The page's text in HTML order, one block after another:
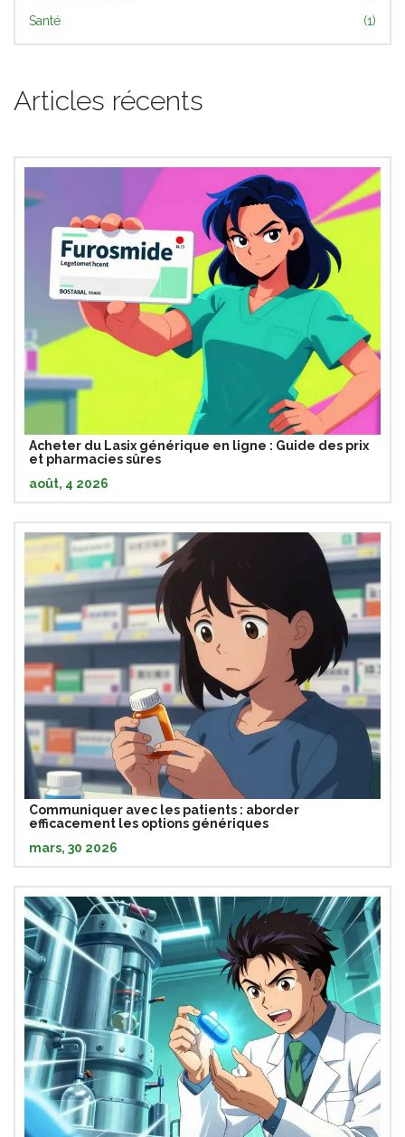
Santé (1)
Articles récents
Acheter du Lasix générique en ligne : Guide des prix
et pharmacies sûres
août, 4 2026
Communiquer avec les patients : aborder
efficacement les options génériques
mars, 30 2026